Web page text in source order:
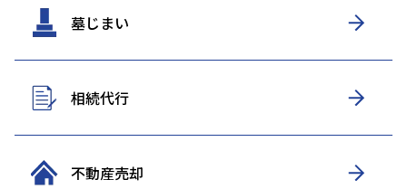
墓じまい
相続代行
不動産売却